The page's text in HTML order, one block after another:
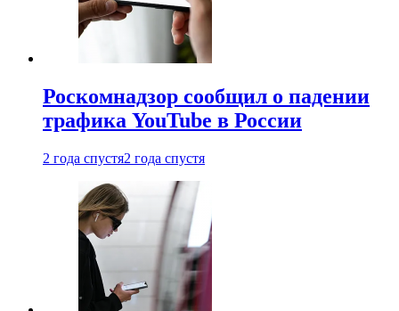
Роскомнадзор сообщил о падении
трафика YouTube в России
2 года спустя2 года спустя